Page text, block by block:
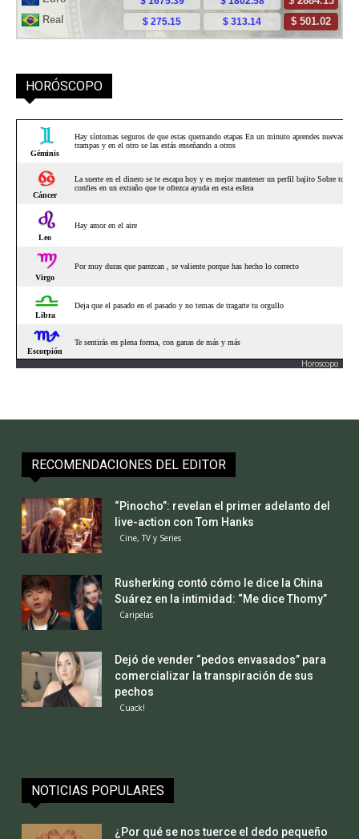
HORÓSCOPO
Horoscopo
RECOMENDACIONES DEL EDITOR
“Pinocho”: revelan el primer adelanto del
live-action con Tom Hanks
Cine, TV y Series
Rusherking contó cómo le dice la China
Suárez en la intimidad: “Me dice Thomy”
Caripelas
Dejó de vender “pedos envasados” para
comercializar la transpiración de sus
pechos
Cuack!
NOTICIAS POPULARES
¿Por qué se nos tuerce el dedo pequeño